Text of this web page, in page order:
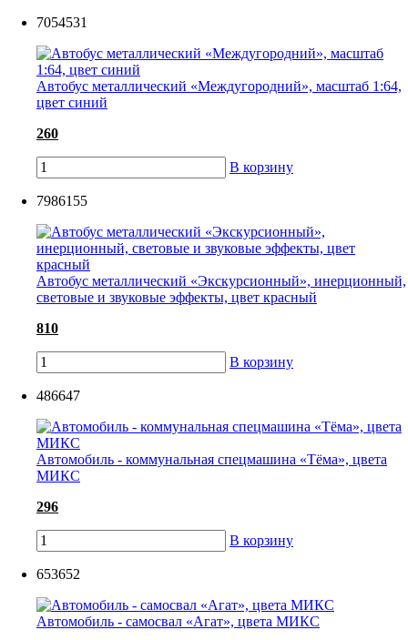
7054531
Автобус металлический «Междугородний», масштаб 1:64,
цвет синий
260
В корзину
7986155
Автобус металлический «Экскурсионный», инерционный,
световые и звуковые эффекты, цвет красный
810
В корзину
486647
Автомобиль - коммунальная спецмашина «Тёма», цвета
МИКС
296
В корзину
653652
Автомобиль - самосвал «Агат», цвета МИКС